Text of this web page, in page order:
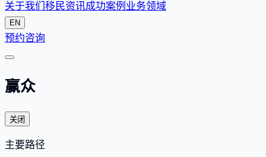
关于我们 移民资讯成功案例 业务领域
EN
预约咨询
赢众
关闭
主要路径